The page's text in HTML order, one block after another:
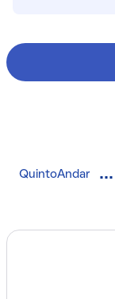
QuintoAndar